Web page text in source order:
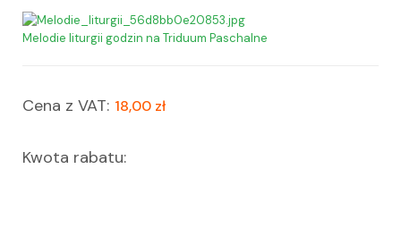
Melodie liturgii godzin na Triduum Paschalne
Cena z VAT: 18,00 zł
Kwota rabatu: